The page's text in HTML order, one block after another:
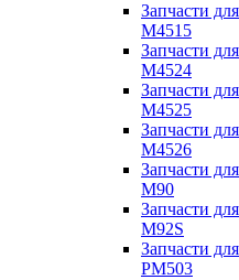
Запчасти
M4515
Запчасти
M4524
Запчасти
M4525
Запчасти
M4526
Запчасти
M90
Запчасти
M92S
Запчасти
PM503